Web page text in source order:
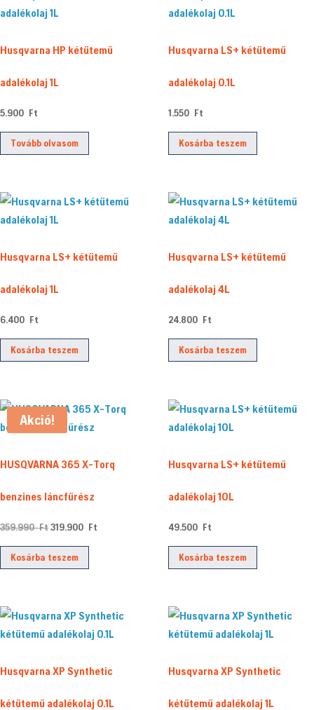
Husqvarna HP kétütemű
adalékolaj 1L
5.900 Ft
Tovább olvasom
Husqvarna LS+ kétütemű
adalékolaj 0.1L
1.550 Ft
Kosárba teszem
Husqvarna LS+ kétütemű
adalékolaj 1L
6.400 Ft
Kosárba teszem
Husqvarna LS+ kétütemű
adalékolaj 4L
24.800 Ft
Kosárba teszem
Akció!
HUSQVARNA 365 X-Torq
benzines láncfűrész
359.990FtOriginal
price
was:
319.900 Ft
Kosárba teszem
Husqvarna LS+ kétütemű
adalékolaj 10L
49.500 Ft
Kosárba teszem
Husqvarna XP Synthetic
kétütemű adalékolaj 0.1L
Husqvarna XP Synthetic
kétütemű adalékolaj 1L